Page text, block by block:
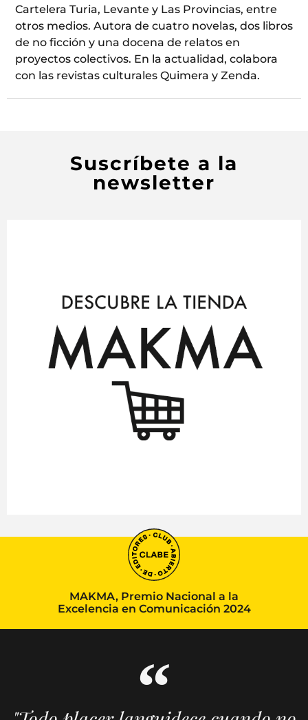
Cartelera Turia, Levante y Las Provincias, entre
otros medios. Autora de cuatro novelas, dos libros
de no ficción y una docena de relatos en
proyectos colectivos. En la actualidad, colabora
con las revistas culturales Quimera y Zenda.
Suscríbete a la
newsletter
MAKMA, Premio Nacional a la
Excelencia en Comunicación 2024